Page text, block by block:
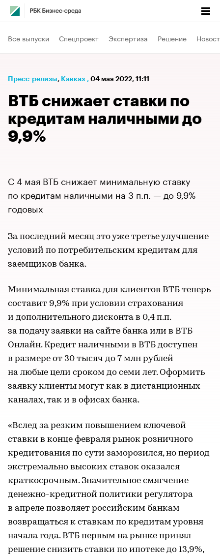
Все выпуски Спецпроект Экспертиза Решение
Пресс-релизы⁠, Кавказ , 04 мая 2022, 11:11
ВТБ снижает ставки по
кредитам наличными до
9,9%
С 4 мая ВТБ снижает минимальную ставку
по кредитам наличными на 3 п.п. — до 9,9%
годовых
За последний месяц это уже третье улучшение
условий по потребительским кредитам для
заемщиков банка.
Минимальная ставка для клиентов ВТБ теперь
составит 9,9% при условии страхования
и дополнительного дисконта в 0,4 п.п.
за подачу заявки на сайте банка или в ВТБ
Онлайн. Кредит наличными в ВТБ доступен
в размере от 30 тысяч до 7 млн рублей
на любые цели сроком до семи лет. Оформить
заявку клиенты могут как в дистанционных
каналах, так и в офисах банка.
«Вслед за резким повышением ключевой
ставки в конце февраля рынок розничного
кредитования по сути заморозился, но период
экстремально высоких ставок оказался
краткосрочным. Значительное смягчение
денежно-кредитной политики регулятора
в апреле позволяет российским банкам
возвращаться к ставкам по кредитам уровня
начала года. ВТБ первым на рынке принял
решение снизить ставки по ипотеке до 13,9%,